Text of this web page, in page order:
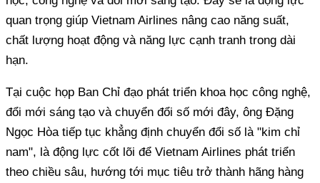
quan trọng giúp Vietnam Airlines nâng cao năng suất,
chất lượng hoạt động và năng lực cạnh tranh trong dài
hạn.
Tại cuộc họp Ban Chỉ đạo phát triển khoa học công nghệ,
đổi mới sáng tạo và chuyển đổi số mới đây, ông Đặng
Ngọc Hòa tiếp tục khẳng định chuyển đổi số là "kim chỉ
nam", là động lực cốt lõi để Vietnam Airlines phát triển
theo chiều sâu, hướng tới mục tiêu trở thành hãng hàng